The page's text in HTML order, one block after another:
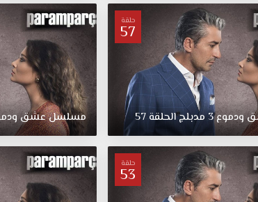
حلقة
57
ودموع3 مدبلجالحلقة57 مسلسلعشق
حلقة
53